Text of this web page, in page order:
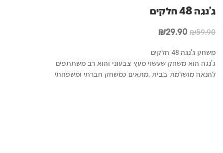
ג'נגה 48 חלקים
₪59.90
המחיר
היה:
₪59.90.
₪29.90
המחיר
הוא:
₪29.90.
משחק ג'נגה 48 חלקים
ג'נגה הוא משחק שעשוי מעץ צבעוני והוא רב משתתפים
להנאה מושלמת בבית ,מתאים כמשחק חברתי ומשפחתי